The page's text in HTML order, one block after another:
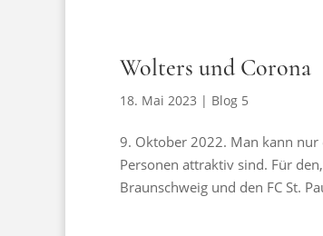
Wolters und Corona
18. Mai 2023 | Blog 5
9. Oktober 2022. Man kann nur
Personen attraktiv sind. Für
Braunschweig und den FC St.